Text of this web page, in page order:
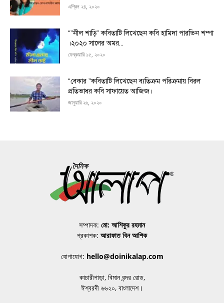
এপ্রিল ২৪, ২০২০
“”নীল শাড়ি” কবিতাটি লিখেছেন কবি হামিদা পারভিন শম্পা
।২০২০ সালের অমর...
ফেব্রুয়ারি ১৫, ২০২০
“বেকার ”কবিতাটি লিখেছেন ব্যতিক্রম পরিক্রমায় বিরল
প্রতিভাধর কবি সাফায়েত আজিজ।
জানুয়ারি ২৬, ২০২০
সম্পাদক: মো: আশিকুর রহমান
প্রকাশক: আরাফাত বিন আশিক
যোগাযোগ: hello@doinikalap.com
কাচারীপাড়া, বিমান বন্দর রোড,
ঈশ্বরদী ৬৬২০, বাংলাদেশ।